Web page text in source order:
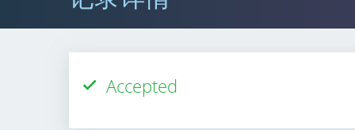
Accepted